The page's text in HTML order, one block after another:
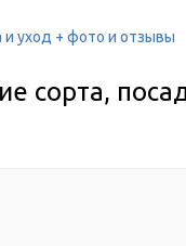
и уход + фото и отзывы
сорта,